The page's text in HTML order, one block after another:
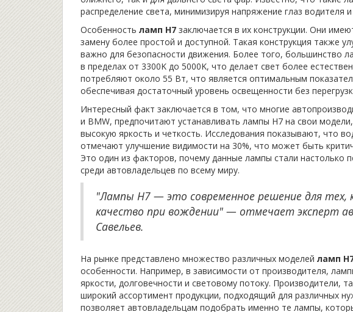
распределение света, минимизируя напряжение глаз водителя
Особенность ламп H7 заключается в их конструкции. Они
замену более простой и доступной. Такая конструкция также
важно для безопасности движения. Более того, большинство
в пределах от 3300K до 5000K, что делает свет более
потребляют около 55 Вт, что является оптимальным
обеспечивая достаточный уровень освещенности без
Интересный факт заключается в том, что многие
и BMW, предпочитают устанавливать лампы H7 на свои
высокую яркость и четкость. Исследования показывают, что
отмечают улучшение видимости на 30%, что может быть
Это один из факторов, почему данные лампы стали настолько
среди автовладельцев по всему миру.
"Лампы H7 — это современное решение для тех,
качество при вождении" — отмечает эксперт
Савельев.
На рынке представлено множество различных моделей ламп
особенности. Например, в зависимости от производителя,
яркости, долговечности и световому потоку. Производители,
широкий ассортимент продукции, подходящий для различных
позволяет автовладельцам подобрать именно те лампы,